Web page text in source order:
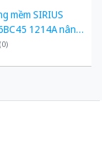
mềm SIRIUS
1214A nâng
6HA16
(0)